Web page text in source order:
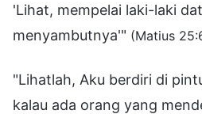
'Lihat, mempelai laki-laki
menyambutnya'" (Matius
"Lihatlah, Aku berdiri di
kalau ada orang yang